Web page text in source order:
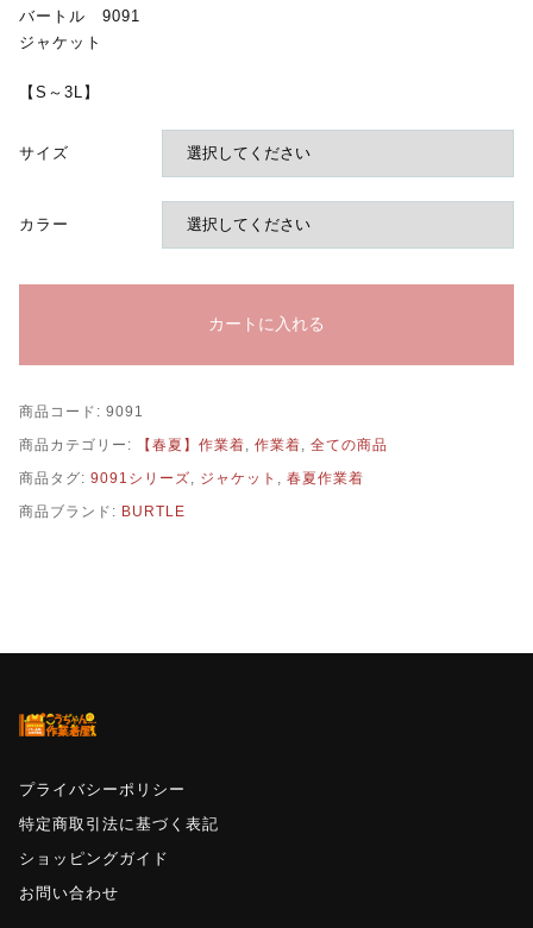
バートル 9091
ジャケット
【S～3L】
サイズ
カラー
カートに入れる
商品コード: 9091
商品カテゴリー:
【春夏】作業着, 作業着, 全ての商品
商品タグ: 9091シリーズ, ジャケット , 春夏作業着
商品ブランド: BURTLE
プライバシーポリシー
特定商取引法に基づく表記
ショッピングガイド
お問い合わせ